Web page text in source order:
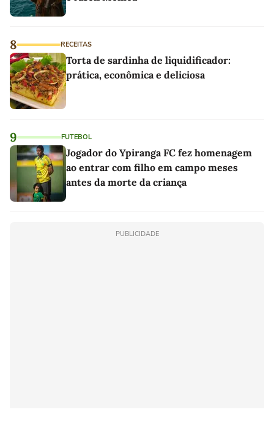
8 RECEITAS
Torta de sardinha de liquidificador:
prática, econômica e deliciosa
9 FUTEBOL
Jogador do Ypiranga FC fez homenagem
ao entrar com filho em campo meses
antes da morte da criança
PUBLICIDADE